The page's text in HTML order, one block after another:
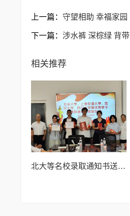
上一篇： 守望相助 幸福家园
下一篇： 涉水裤 深棕绿 背带
相关推荐
北大等名校录取通知书送达仪式在喀什市特区实验学校暖心举行